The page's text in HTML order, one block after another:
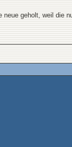
geholt, weil die